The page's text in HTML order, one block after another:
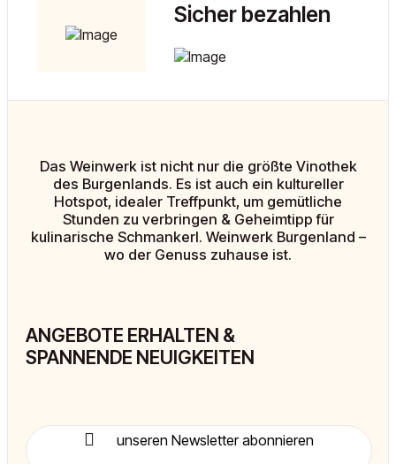
Sicher bezahlen
Das Weinwerk ist nicht nur die größte Vinothek
des Burgenlands. Es ist auch ein kultureller
Hotspot, idealer Treffpunkt, um gemütliche
Stunden zu verbringen & Geheimtipp für
kulinarische Schmankerl. Weinwerk Burgenland –
wo der Genuss zuhause ist.
ANGEBOTE ERHALTEN &
SPANNENDE NEUIGKEITEN
unseren Newsletter abonnieren